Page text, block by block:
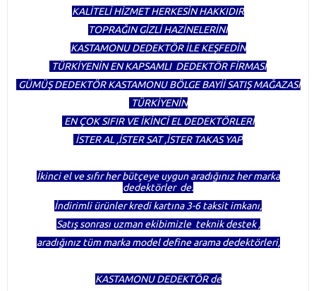
KALİTELİ HİZMET HERKESİN HAKKIDIR
TOPRAĞIN GİZLİ HAZİNELERİNİ
KASTAMONU DEDEKTÖR İLE KEŞFEDİN
TÜRKİYENİN EN KAPSAMLI DEDEKTÖR FİRMASI
GÜMÜŞ DEDEKTÖR KASTAMONU BÖLGE BAYİİ SATIŞ MAĞAZASI
TÜRKİYENİN
EN ÇOK SIFIR VE İKİNCİ EL DEDEKTÖRLERİ
İSTER AL ,İSTER SAT ,İSTER TAKAS YAP
İkinci el ve sıfır her bütçeye uygun aradığınız her marka
dedektörler de.
İndirimli ürünler kredi kartına 3-6 taksit imkanı,
Satış sonrası uzman ekibimizle teknik destek ,
aradığınız tüm marka model define arama dedektörleri,
KASTAMONU DEDEKTÖR de